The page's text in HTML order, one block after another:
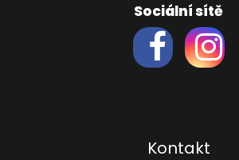
Sociální sítě
Kontakt